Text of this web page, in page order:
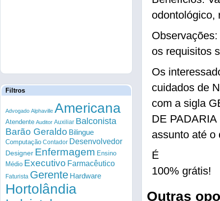
odontológico,
os requisitos
Os
cuidados de
com a sigla
DE PADARIA
assunto até o
É
100% grátis!
Outras
Filtros
Advogado Alphaville Americana
Atendente Auditor Auxiliar Balconista
Barão Geraldo Bilingue
Computação Contador Desenvolvedor
Designer Enfermagem Ensino
Médio Executivo Farmacêutico
Faturista Gerente Hardware
Hortolândia